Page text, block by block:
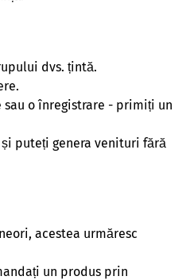
dvs. țintă.
sau o înregistrare - primiți un
puteți genera venituri fără
acestea urmăresc
un produs prin